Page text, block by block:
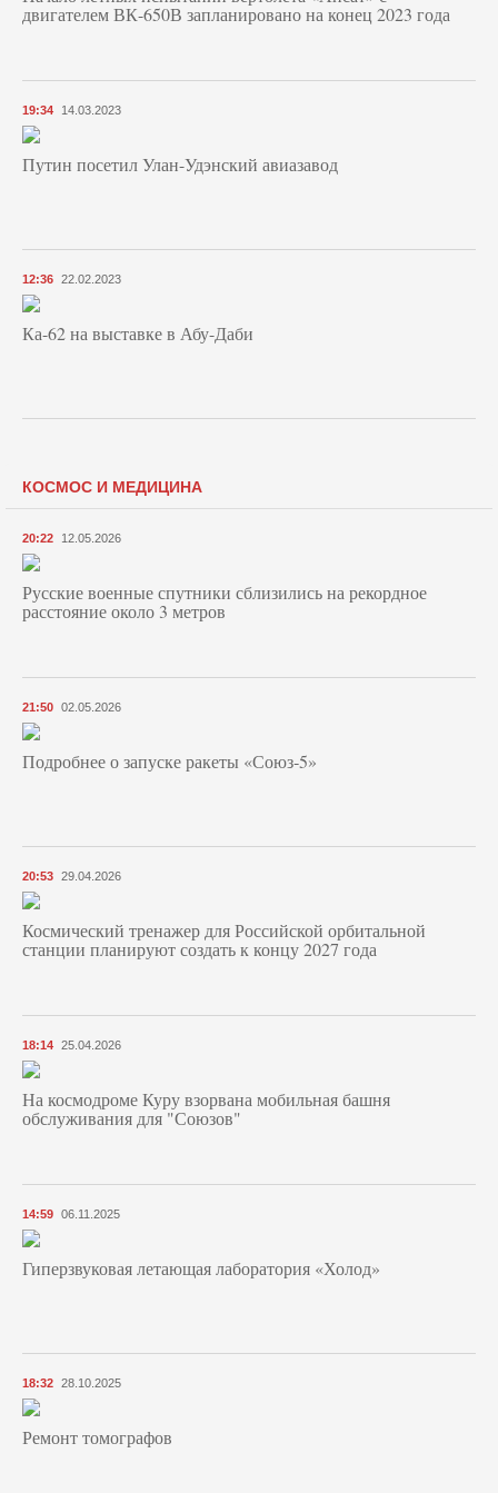
двигателем ВК-650В запланировано на конец 2023 года
19:34 14.03.2023
Путин посетил Улан-Удэнский авиазавод
12:36 22.02.2023
Ка-62 на выставке в Абу-Даби
КОСМОС И МЕДИЦИНА
20:22 12.05.2026
Русские военные спутники сблизились на рекордное
расстояние около 3 метров
21:50 02.05.2026
Подробнее о запуске ракеты «Союз‑5»
20:53 29.04.2026
Космический тренажер для Российской орбитальной
станции планируют создать к концу 2027 года
18:14 25.04.2026
На космодроме Куру взорвана мобильная башня
обслуживания для "Союзов"
14:59 06.11.2025
Гиперзвуковая летающая лаборатория «Холод»
18:32 28.10.2025
Ремонт томографов